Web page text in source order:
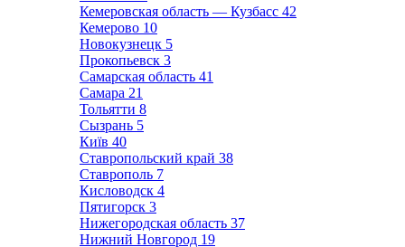
Кемеровская область — Кузбасс 42
Кемерово 10
Новокузнецк 5
Прокопьевск 3
Самарская область 41
Самара 21
Тольятти 8
Сызрань 5
Київ 40
Ставропольский край 38
Ставрополь 7
Кисловодск 4
Пятигорск 3
Нижегородская область 37
Нижний Новгород 19